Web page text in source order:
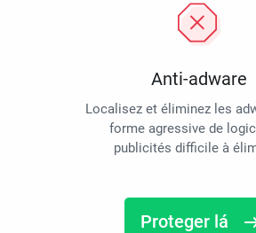
Anti-adware
Localisez et éliminez les
forme agressive de
publicités difficile à
Proteger lá